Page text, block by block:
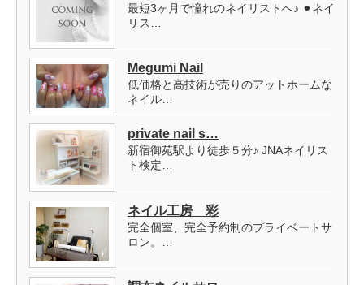
最短3ヶ月で憧れのネイリストへ♪ ⚫︎ネイ
リス…
Megumi Nail
低価格と高技術が売りのアットホームな
ネイル…
private nail s…
新宿御苑駅より徒歩５分♪ JNAネイリス
ト検定…
ネイル工房 彩
完全個室、完全予約制のプライベートサ
ロン。…